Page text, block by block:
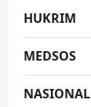
HUKRIM
MEDSOS
NASIONAL